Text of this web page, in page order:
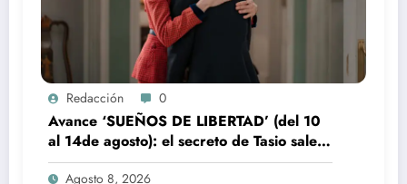
Redacción 0
Avance ‘SUEÑOS DE LIBERTAD’ (del 10
al 14de agosto): el secreto de Tasio sale a
la luz
Agosto 8, 2026